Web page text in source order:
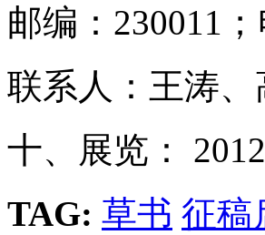
邮编：230011
联系人：王涛、
十、展览：
TAG: 草书 征稿